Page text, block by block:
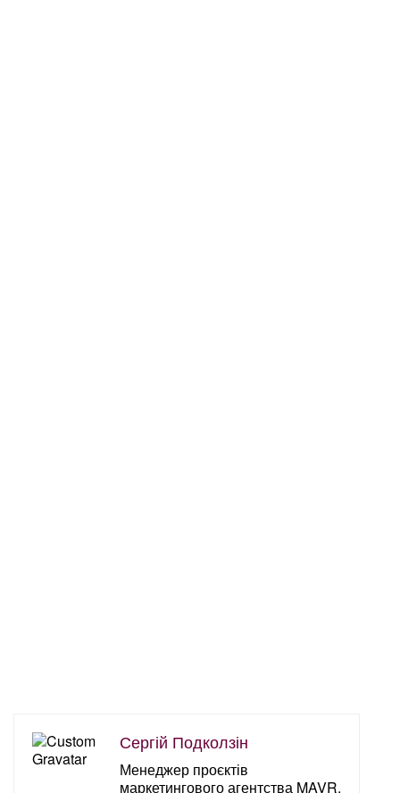
Сергій Подколзін
Менеджер проєктів
маркетингового агентства MAVR.